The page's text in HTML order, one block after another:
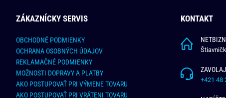
ZÁKAZNÍCKY SERVIS
OBCHODNÉ PODMIENKY
OCHRANA OSOBNÝCH ÚDAJOV
REKLAMAČNÉ PODMIENKY
MOŽNOSTI DOPRAVY A PLATBY
AKO POSTUPOVAŤ PRI VÝMENE TOVARU
AKO POSTUPOVAŤ PRI VRÁTENI TOVARU
KONTAKT
+421 48